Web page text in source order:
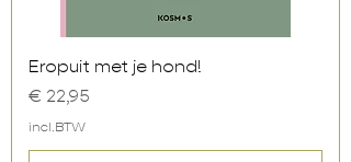
Eropuit met je hond!
Prijs
€ 22,95
incl.BTW